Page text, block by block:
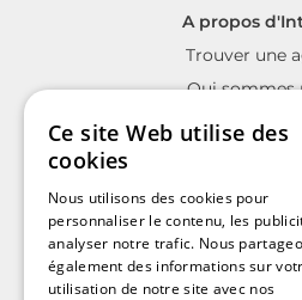
A propos
Trouver une
Qui sommes
La charte
Annonces
Annonces
Annonces
Ce site Web utilise des
cookies
Nous utilisons des cookies pour
personnaliser le contenu, les
analyser notre trafic. Nous
également des informations sur
utilisation de notre site avec nos